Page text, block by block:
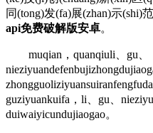
同(tong)发(fa)展(zhan)示(shi)
api免费破解版安卓。
muqian，quanqiuli、gu、
guziyuankuifa，li、gu、
duiwaiyicundujiaogao。